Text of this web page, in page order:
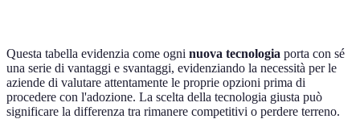
Questa tabella evidenzia come ogni nuova tecnologia porta con sé
una serie di vantaggi e svantaggi, evidenziando la necessità per le
aziende di valutare attentamente le proprie opzioni prima di
procedere con l'adozione. La scelta della tecnologia giusta può
significare la differenza tra rimanere competitivi o perdere terreno.